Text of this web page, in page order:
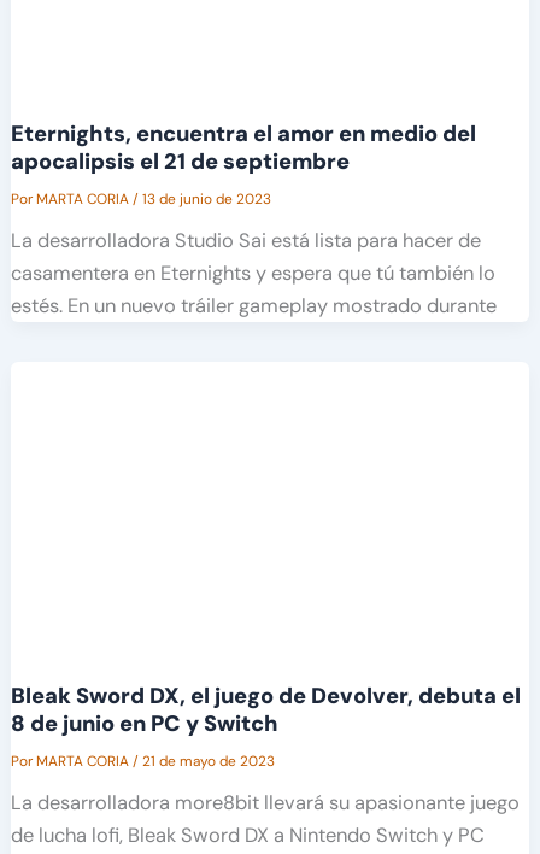
Eternights, encuentra el amor en medio del
apocalipsis el 21 de septiembre
PorMARTA CORIA/13 de junio de 2023
La desarrolladora Studio Sai está lista para hacer de
casamentera en Eternights y espera que tú también lo
estés. En un nuevo tráiler gameplay mostrado durante
Bleak Sword DX, el juego de Devolver, debuta el
8 de junio en PC y Switch
PorMARTA CORIA/21 de mayo de 2023
La desarrolladora more8bit llevará su apasionante juego
de lucha lofi, Bleak Sword DX a Nintendo Switch y PC